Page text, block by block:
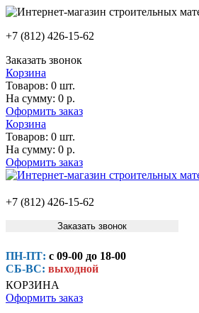
+7 (812) 426-15-62
Заказать звонок
Корзина
Товаров: 0 шт.
На сумму: 0 р.
Оформить заказ
Корзина
Товаров: 0 шт.
На сумму: 0 р.
Оформить заказ
+7 (812) 426-15-62
Заказать звонок
ПН-ПТ: с 09-00 до 18-00
СБ-ВС: выходной
КОРЗИНА
Оформить заказ